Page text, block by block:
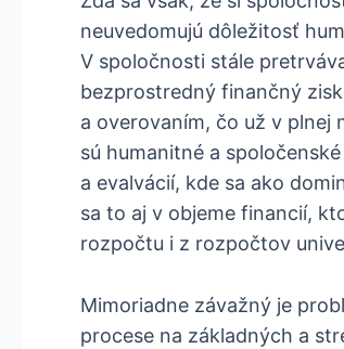
neuvedomujú dôležitosť
V spoločnosti stále
bezprostredný finančný
a overovaním, čo už v plnej
sú humanitné a
a evalvácií, kde sa ako
sa to aj v objeme financií,
rozpočtu i z rozpočtov
Mimoriadne závažný je
procese na základných a